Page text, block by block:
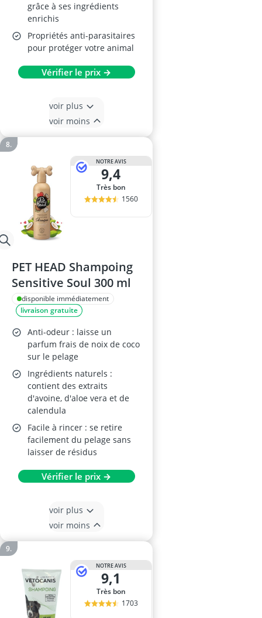
grâce à ses ingrédients
enrichis
Propriétés anti-parasitaires
pour protéger votre animal
Vérifier le prix →
voir plus
voir moins
NOTRE AVIS
9,4
Très bon
1560
PET HEAD Shampoing
Sensitive Soul 300 ml
disponible immédiatement
livraison gratuite
Anti-odeur : laisse un
parfum frais de noix de coco
sur le pelage
Ingrédients naturels :
contient des extraits
d'avoine, d'aloe vera et de
calendula
Facile à rincer : se retire
facilement du pelage sans
laisser de résidus
Vérifier le prix →
voir plus
voir moins
NOTRE AVIS
9,1
Très bon
1703